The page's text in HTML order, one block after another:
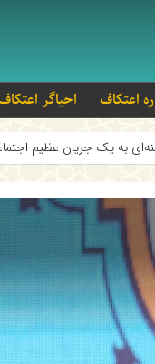
اعتکاف احیاگر
عظیم اجتماعی و میلیونی